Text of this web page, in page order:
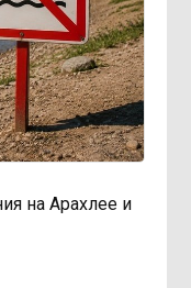
на Арахлее и